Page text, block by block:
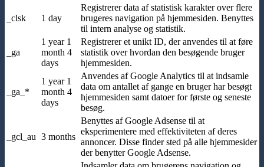
_clsk 1 day
Registrerer data af statistisk karakter over flere
brugeres navigation på hjemmesiden. Benyttes
til intern analyse og statistik.
_ga
1 year 1
month 4
days
Registrerer et unikt ID, der anvendes til at føre
statistik over hvordan den besøgende bruger
hjemmesiden.
_ga_*
1 year 1
month 4
days
Anvendes af Google Analytics til at indsamle
data om antallet af gange en bruger har besøgt
hjemmesiden samt datoer for første og seneste
besøg.
_gcl_au 3 months
Benyttes af Google Adsense til at
eksperimentere med effektiviteten af deres
annoncer. Disse finder sted på alle hjemmesider
der benytter Google Adsense.